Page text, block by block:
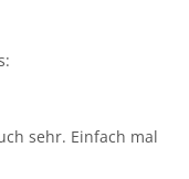
sehr. Einfach mal